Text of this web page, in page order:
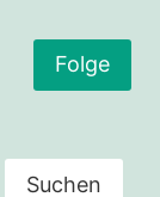
Folge
Suchen